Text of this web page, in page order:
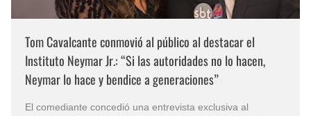
Tom Cavalcante conmovió al público al destacar el
Instituto Neymar Jr.: “Si las autoridades no lo hacen,
Neymar lo hace y bendice a generaciones”
El comediante concedió una entrevista exclusiva al